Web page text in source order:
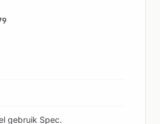
gebruik Spec.